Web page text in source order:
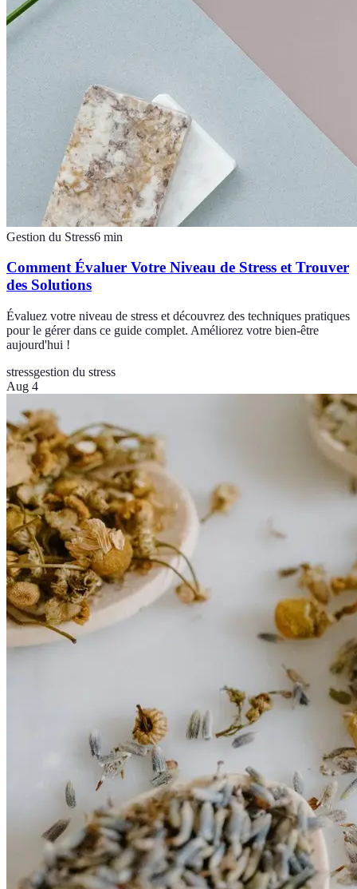
Gestion du Stress6 min
Comment Évaluer Votre Niveau de Stress et Trouver
des Solutions
Évaluez votre niveau de stress et découvrez des techniques pratiques
pour le gérer dans ce guide complet. Améliorez votre bien-être
aujourd'hui !
stressgestion du stress
Aug 4